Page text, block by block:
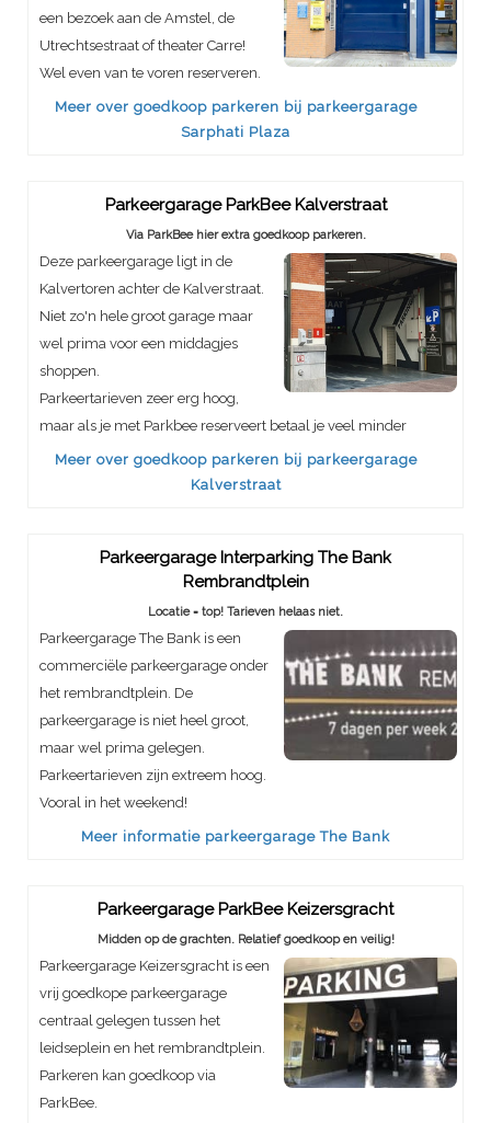
een bezoek aan de Amstel, de
Utrechtsestraat of theater Carre!
Wel even van te voren reserveren.
Meer over goedkoop parkeren bij parkeergarage
Sarphati Plaza
Parkeergarage ParkBee Kalverstraat
Via ParkBee hier extra goedkoop parkeren.
Deze parkeergarage ligt in de
Kalvertoren achter de Kalverstraat.
Niet zo'n hele groot garage maar
wel prima voor een middagjes
shoppen.
Parkeertarieven zeer erg hoog,
maar als je met Parkbee reserveert betaal je veel minder
Meer over goedkoop parkeren bij parkeergarage
Kalverstraat
Parkeergarage Interparking The Bank
Rembrandtplein
Locatie = top! Tarieven helaas niet.
Parkeergarage The Bank is een
commerciële parkeergarage onder
het rembrandtplein. De
parkeergarage is niet heel groot,
maar wel prima gelegen.
Parkeertarieven zijn extreem hoog.
Vooral in het weekend!
Meer informatie parkeergarage The Bank
Parkeergarage ParkBee Keizersgracht
Midden op de grachten. Relatief goedkoop en veilig!
Parkeergarage Keizersgracht is een
vrij goedkope parkeergarage
centraal gelegen tussen het
leidseplein en het rembrandtplein.
Parkeren kan goedkoop via
ParkBee.